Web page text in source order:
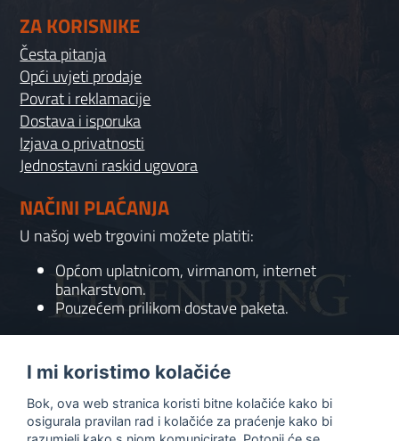
ZA KORISNIKE
Česta pitanja
Opći uvjeti prodaje
Povrat i reklamacije
Dostava i isporuka
Izjava o privatnosti
Jednostavni raskid ugovora
NAČINI PLAĆANJA
U našoj web trgovini možete platiti:
Općom uplatnicom, virmanom, internet
bankarstvom.
Pouzećem prilikom dostave paketa.
KONTAKT
info@gaming-shop-vranovic.hr
I mi koristimo kolačiće
Bok, ova web stranica koristi bitne kolačiće kako bi
osigurala pravilan rad i kolačiće za praćenje kako bi